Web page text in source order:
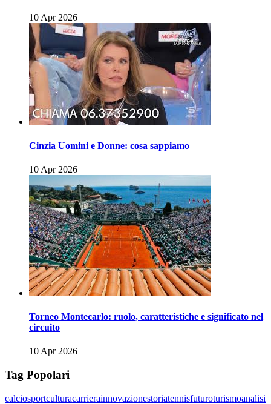
10 Apr 2026
Cinzia Uomini e Donne: cosa sappiamo
10 Apr 2026
Torneo Montecarlo: ruolo, caratteristiche e significato nel
circuito
10 Apr 2026
Tag Popolari
calciosportculturacarrierainnovazionestoriatennisfuturoturismoanalisi